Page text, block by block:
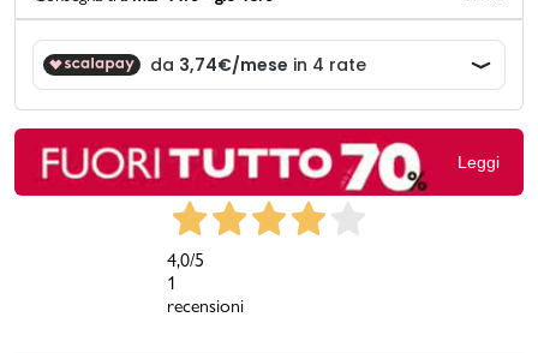
pcard
Gift card
Leggi
4,0/5
1
recensioni